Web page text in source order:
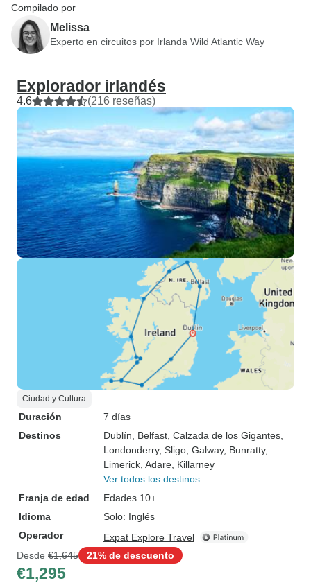
Compilado por
Melissa
Experto en circuitos por Irlanda Wild Atlantic Way
Explorador irlandés
4.6 (216 reseñas)
Ciudad y Cultura
Duración
7 días
Destinos
Dublín , Belfast , Calzada de los Gigantes
Londonderry, Sligo , Galway, Bunratty,
Limerick , Adare , Killarney
Ver todos los destinos
Franja de edad
Edades 10+
Idioma
Solo: Inglés
Operador
Expat Explore Travel
Desde €1,645 21% de descuento
€1,295